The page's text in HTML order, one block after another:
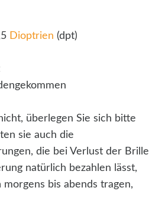
Dioptrien (dpt)
überlegen Sie sich bitte
sie auch die
die bei Verlust der Brille
natürlich bezahlen lässt,
bis abends tragen,